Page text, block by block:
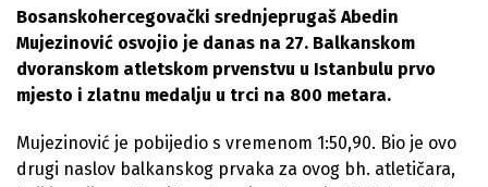
Bosanskohercegovački srednjeprugaš Abedin
Mujezinović osvojio je danas na 27. Balkanskom
dvoranskom atletskom prvenstvu u Istanbulu prvo
mjesto i zlatnu medalju u trci na 800 metara.
Mujezinović je pobijedio s vremenom 1:50,90. Bio je ovo
drugi naslov balkanskog prvaka za ovog bh. atletičara,